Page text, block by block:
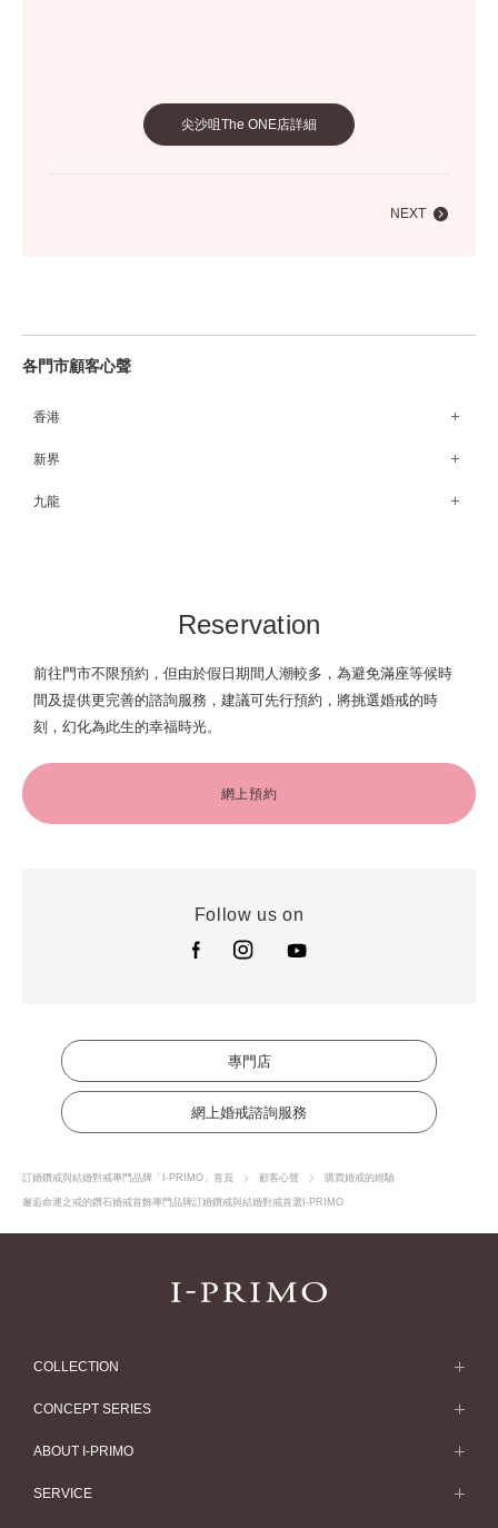
尖沙咀The ONE店詳細
NEXT
各門市顧客心聲
香港
銅鑼灣Fashion Walk店
新界
荃灣荃新天地店
九龍
Reservation
前往門市不限預約，但由於假日期間人潮較多，為避免滿座等候時
間及提供更完善的諮詢服務，建議可先行預約，將挑選婚戒的時
刻，幻化為此生的幸福時光。
網上預約
Follow us on
專門店
網上婚戒諮詢服務
訂婚鑽戒與結婚對戒專門品牌「I-PRIMO」首頁 顧客心聲 購買婚戒的經驗
邂逅命運之戒的鑽石婚戒首飾專門品牌訂婚鑽戒與結婚對戒首選I-PRIMO
COLLECTION
求婚戒指
求婚戒指款式一覽
CONCEPT SERIES
Concept Series
Etoile
ABOUT I-PRIMO
ABOUT I-PRIMO
SERVICE